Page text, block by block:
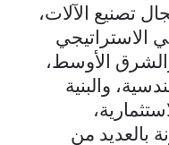
تصنيع الآلات،
الاستراتيجي
الأوسط،
والبنية
بالعديد من